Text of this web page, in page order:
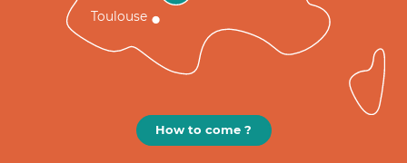
Toulouse
How to come ?